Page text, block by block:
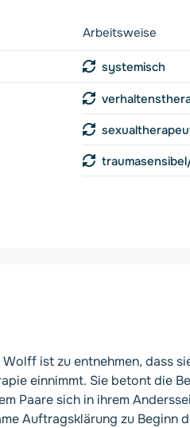
Arbeitsweise
systemisch
ist zu entnehmen, dass
einnimmt. Sie betont die
Paare sich in ihrem
Auftragsklärung zu Beginn